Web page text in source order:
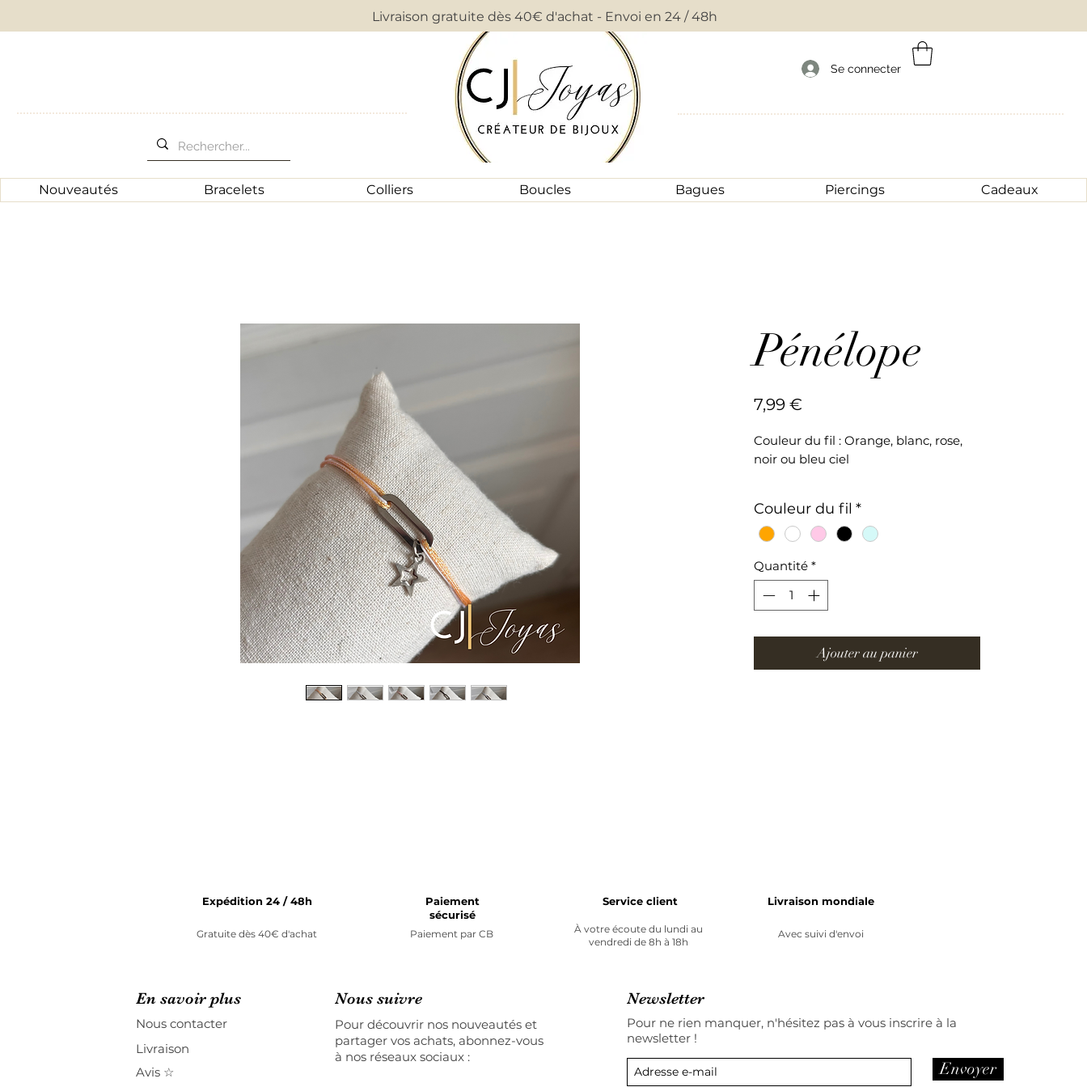
Livraison gratuite dès 40€ d'achat - Envoi en 24 / 48h
Se connecter
Nouveautés Bracelets Colliers Boucles Bagues Piercings Cadeaux
Pénélope
7,99 €
Couleur du fil : Orange, blanc, rose,
noir ou bleu ciel
inoxydable
Couleur du fil *
Quantité *
Ajouter au panier
Expédition 24 / 48h
Gratuite dès 40€ d'achat
Paiement
sécurisé
Paiement par CB
Service client
À votre écoute du lundi au
vendredi de 8h à 18h
Livraison mondiale
Avec suivi d'envoi
En savoir plus
Nous contacter
Livraison
Avis ☆
Nous suivre
Pour découvrir nos nouveautés et
partager vos achats, abonnez-vous
à nos réseaux sociaux :
Newsletter
Pour ne rien manquer, n'hésitez pas à vous inscrire à la
newsletter !
Envoyer